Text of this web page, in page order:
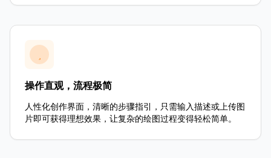
操作直观，流程极简
人性化创作界面，清晰的步骤指引，只需输入描述或上传图
片即可获得理想效果，让复杂的绘图过程变得轻松简单。